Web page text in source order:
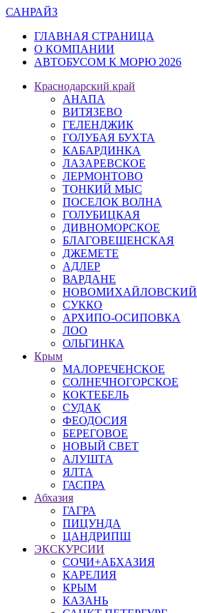
САНРАЙЗ
ГЛАВНАЯ СТРАНИЦА
О КОМПАНИИ
АВТОБУСОМ К МОРЮ 2026
Краснодарский край
АНАПА
ВИТЯЗЕВО
ГЕЛЕНДЖИК
ГОЛУБАЯ БУХТА
КАБАРДИНКА
ЛАЗАРЕВСКОЕ
ЛЕРМОНТОВО
ТОНКИЙ МЫС
ПОСЕЛОК ВОЛНА
ГОЛУБИЦКАЯ
ДИВНОМОРСКОЕ
БЛАГОВЕЩЕНСКАЯ
ДЖЕМЕТЕ
АДЛЕР
ВАРДАНЕ
НОВОМИХАЙЛОВСКИЙ
СУККО
АРХИПО-ОСИПОВКА
ЛОО
ОЛЬГИНКА
Крым
МАЛОРЕЧЕНСКОЕ
СОЛНЕЧНОГОРСКОЕ
КОКТЕБЕЛЬ
СУДАК
ФЕОДОСИЯ
БЕРЕГОВОЕ
НОВЫЙ СВЕТ
АЛУШТА
ЯЛТА
ГАСПРА
Абхазия
ГАГРА
ПИЦУНДА
ЦАНДРИПШ
ЭКСКУРСИИ
СОЧИ+АБХАЗИЯ
КАРЕЛИЯ
КРЫМ
КАЗАНЬ